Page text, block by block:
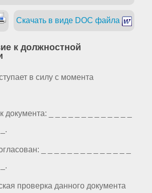
Скачать в виде DOC файла
к должностной
в силу с момента
документа: _ _ _ _ _ _ _ _ _ _ _ _ _
_ _ _ _ _ _ _ _ _ _ _ _ _ _
проверка данного документа